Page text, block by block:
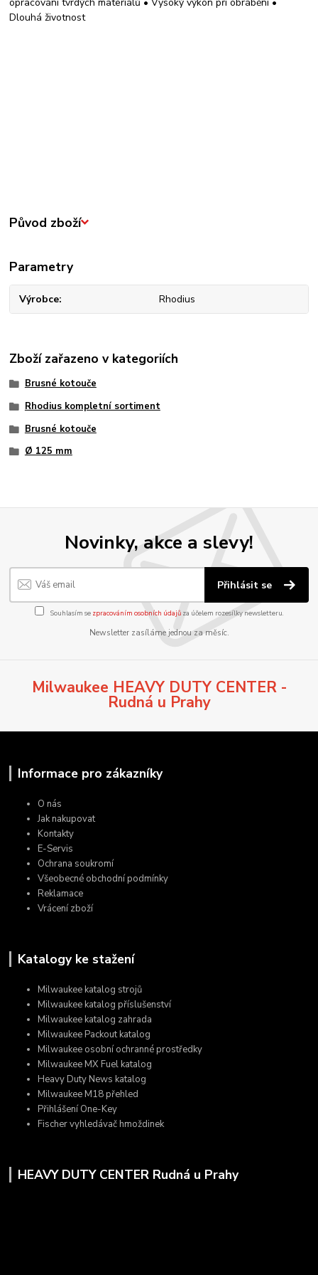
Dlouhá životnost
Původ zboží
Parametry
Výrobce Rhodius
Zboží zařazeno v kategoriích
Brusné kotouče
Rhodius kompletní sortiment
Brusné kotouče
Ø 125 mm
Novinky, akce a slevy!
Přihlásit se
Souhlasím se zpracováním osobních údajůza účelem rozesílky newsletteru.
Newsletter zasíláme jednou za měsíc.
Milwaukee HEAVY DUTY CENTER -
Rudná u Prahy
Informace pro zákazníky
O nás
Jak nakupovat
Kontakty
E-Servis
Ochrana soukromí
Všeobecné obchodní podmínky
Reklamace
Vrácení zboží
Katalogy ke stažení
Milwaukee katalog strojů
Milwaukee katalog příslušenství
Milwaukee katalog zahrada
Milwaukee Packout katalog
Milwaukee osobní ochranné prostředky
Milwaukee MX Fuel katalog
Heavy Duty News katalog
Milwaukee M18 přehled
Přihlášení One-Key
Fischer vyhledávač hmoždinek
HEAVY DUTY CENTER Rudná u Prahy